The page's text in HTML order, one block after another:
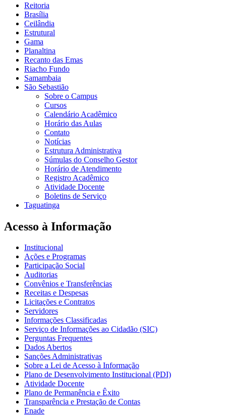
Reitoria
Brasília
Ceilândia
Estrutural
Gama
Planaltina
Recanto das Emas
Riacho Fundo
Samambaia
São Sebastião
Sobre o Campus
Cursos
Calendário Acadêmico
Horário das Aulas
Contato
Notícias
Estrutura Administrativa
Súmulas do Conselho Gestor
Horário de Atendimento
Registro Acadêmico
Atividade Docente
Boletins de Serviço
Taguatinga
Acesso à Informação
Institucional
Ações e Programas
Participação Social
Auditorias
Convênios e Transferências
Receitas e Despesas
Licitações e Contratos
Servidores
Informações Classificadas
Serviço de Informações ao Cidadão (SIC)
Perguntas Frequentes
Dados Abertos
Sanções Administrativas
Sobre a Lei de Acesso à Informação
Plano de Desenvolvimento Institucional (PDI)
Atividade Docente
Plano de Permanência e Êxito
Transparência e Prestação de Contas
Enade